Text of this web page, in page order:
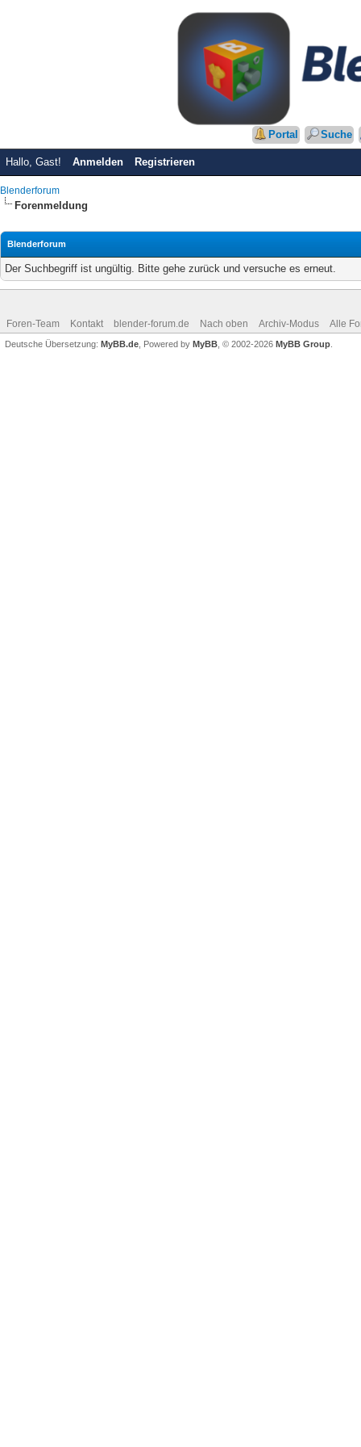
Portal Suche
Hallo, Gast! Anmelden Registrieren
Blenderforum
Forenmeldung
Blenderforum
Der Suchbegriff ist ungültig. Bitte gehe zurück und versuche es erneut.
Foren-Team Kontakt blender-forum.de Nach oben Archiv-Modus Alle
Deutsche Übersetzung: MyBB.de , Powered by MyBB , © 2002-2026 MyBB Group